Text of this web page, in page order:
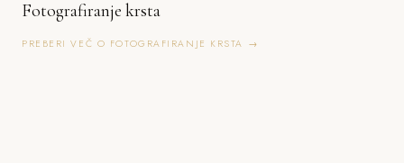
Fotografiranje krsta
PREBERI VEČ O FOTOGRAFIRANJE KRSTA →